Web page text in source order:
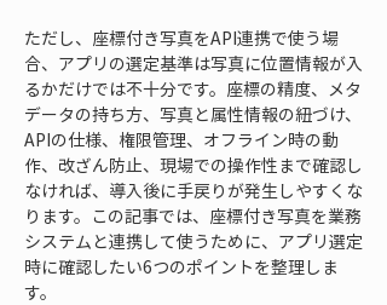
ただし、座標付き写真をAPI連携で使う場
合、アプリの選定基準は写真に位置情報が入
るかだけでは不十分です。座標の精度、メタ
データの持ち方、写真と属性情報の紐づけ、
APIの仕様、権限管理、オフライン時の動
作、改ざん防止、現場での操作性まで確認し
なければ、導入後に手戻りが発生しやすくな
ります。この記事では、座標付き写真を業務
システムと連携して使うために、アプリ選定
時に確認したい6つのポイントを整理しま
す。